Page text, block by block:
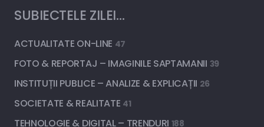
SUBIECTELE ZILEI…
ACTUALITATE ON-LINE 47
FOTO & REPORTAJ – IMAGINILE SAPTAMANII 39
INSTITUȚII PUBLICE – ANALIZE & EXPLICAȚII 26
SOCIETATE & REALITATE 41
TEHNOLOGIE & DIGITAL – TRENDURI 188